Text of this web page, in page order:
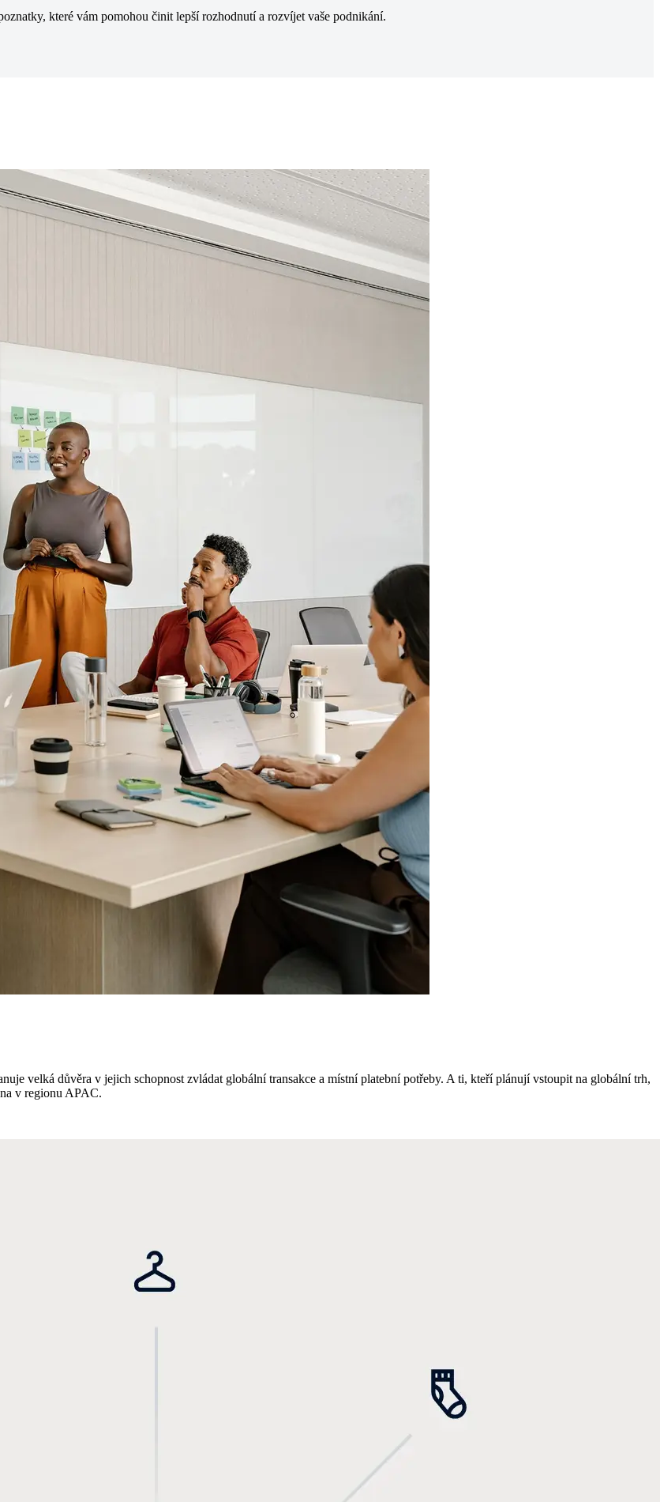
které vám pomohou činit lepší rozhodnutí a rozvíjet vaše podnikání.
velká důvěra v jejich schopnost zvládat globální transakce a místní platební potřeby. A ti, kteří plánují vstoupit na globální trh,
v regionu APAC.